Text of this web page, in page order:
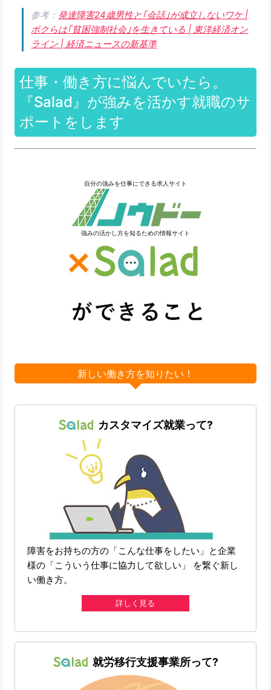
参考： 発達障害24歳男性と｢会話｣が成立しないワケ |
ボクらは｢貧困強制社会｣を生きている | 東洋経済オン
ライン | 経済ニュースの新基準
仕事・働き方に悩んでいたら。
『Salad』が強みを活かす就職のサ
ポートをします
自分の強みを仕事にできる求人サイト
強みの活かし方を知るための情報サイト
新しい働き方を知りたい！
カスタマイズ就業って?
障害をお持ちの方の「こんな仕事をしたい」と企業
様の「こういう仕事に協力して欲しい」 を繋ぐ新し
い働き方。
詳しく見る
就労移行支援事業所って?